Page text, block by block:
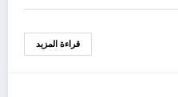
قراءة المزيد